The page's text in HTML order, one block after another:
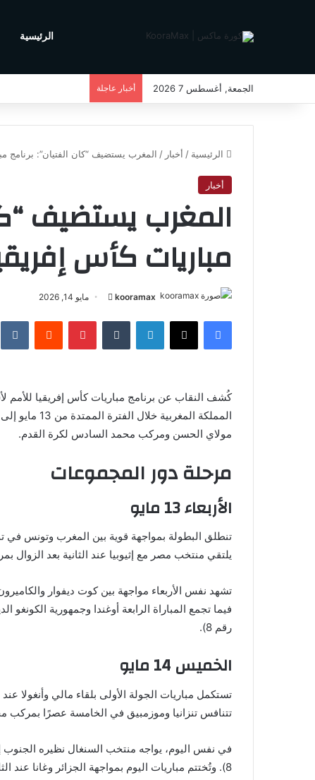
الرئيسية
الجمعة, أغسطس 7 2026 أخبار عاجلة
الرئيسية / أخبار / المغرب يستضيف “كان الفتيان”: برنامج
أخبار
المغرب يستضيف
مباريات كأس إفريقيا
kooramax
ل
ي
ا
و
مايو 14, 2026
فيسبوك لينكدإن بينتيريست
مولاي الحسن ومركب محمد السادس لكرة القدم.
مرحلة دور المجموعات
الأربعاء 13 مايو
تنطلق البطولة بمواجهة قوية بين المغرب وتونس
يلتقي منتخب مصر مع إثيوبيا عند الثانية بعد الزوال
فيما تجمع المباراة الرابعة أوغندا وجمهورية
رقم 8).
الخميس 14 مايو
تتنافس تنزانيا وموزمبيق في الخامسة عصرًا بمركب
في نفس اليوم، يواجه منتخب السنغال نظيره
8). وتُختتم مباريات اليوم بمواجهة الجزائر وغانا عند الثامنة مساءً بمركب محمد السادس (الملعب رقم 3).